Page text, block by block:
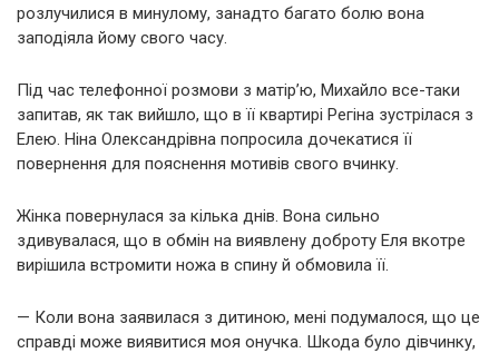
розлучилися в минулому, занадто багато болю вона
заподіяла йому свого часу.
Під час телефонної розмови з матір’ю, Михайло все-таки
запитав, як так вийшло, що в її квартирі Регіна зустрілася з
Елею. Ніна Олександрівна попросила дочекатися її
повернення для пояснення мотивів свого вчинку.
Жінка повернулася за кілька днів. Вона сильно
здивувалася, що в обмін на виявлену доброту Еля вкотре
вирішила встромити ножа в спину й обмовила її.
— Коли вона заявилася з дитиною, мені подумалося, що це
справді може виявитися моя онучка. Шкода було дівчинку,